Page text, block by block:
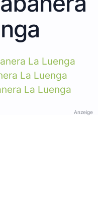
La Luenga
La Luenga
La Luenga
Anzeige